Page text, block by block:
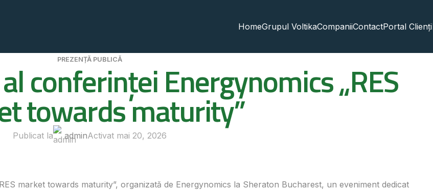
HomeGrupul VoltikaCompaniiContactPortal Clienți
PREZENȚĂ PUBLICĂ
conferinței Energynomics „RES
towards maturity”
Publicat la adminActivat mai 20, 2026
market towards maturity”, organizată de Energynomics la Sheraton Bucharest, un eveniment dedicat